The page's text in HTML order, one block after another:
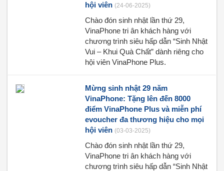
hội viên (24-06-2025)
Chào đón sinh nhật lần thứ 29,
VinaPhone tri ân khách hàng với
chương trình siêu hấp dẫn “Sinh Nhật
Vui – Khui Quà Chất” dành riêng cho
hội viên VinaPhone Plus.
Mừng sinh nhật 29 năm
VinaPhone: Tặng lên đến 8000
điểm VinaPhone Plus và miễn phí
evoucher đa thương hiệu cho mọi
hội viên (03-03-2025)
Chào đón sinh nhật lần thứ 29,
VinaPhone tri ân khách hàng với
chương trình siêu hấp dẫn “Sinh Nhật